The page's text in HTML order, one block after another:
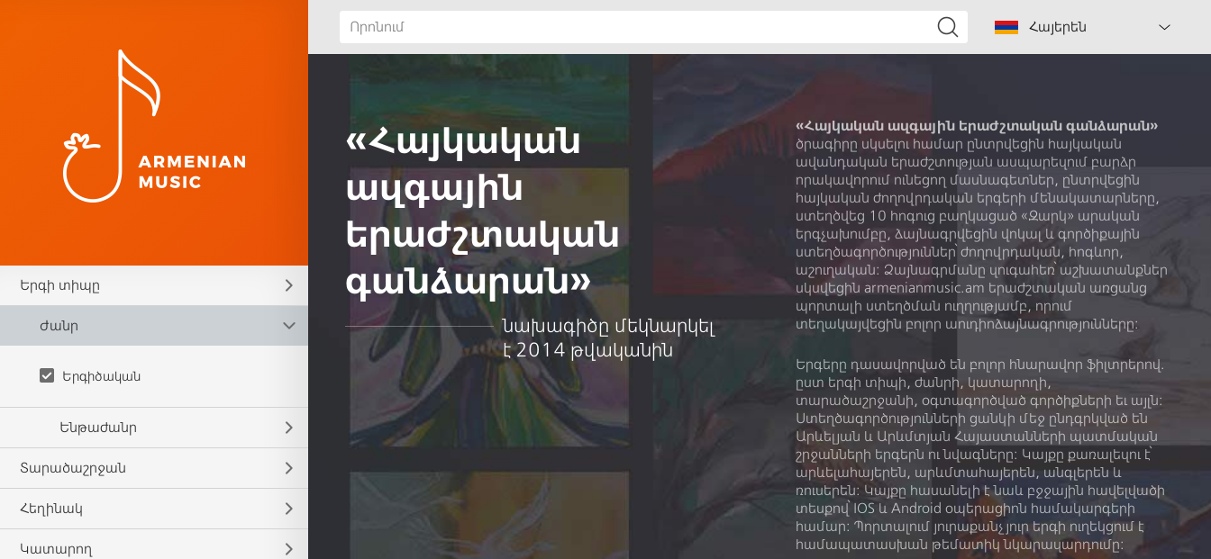
Երգի տիպը
Ժանր
Երգիծական
Ենթաժանր
Տարածաշրջան
Հեղինակ
Կատարող
«Հայկական
ազգային
երաժշտական
գանձարան»
նախագիծը մեկնարկել
է 2014 թվականին
«Հայկական ազգային երաժշտական գանձարան»
ծրագիրը սկսելու համար ընտրվեցին հայկական
ավանդական երաժշտության ասպարեզում բարձր
որակավորում ունեցող մասնագետներ, ընտրվեցին
հայկական ժողովրդական երգերի մենակատարները,
ստեղծվեց 10 հոգուց բաղկացած «Զարկ» արական
երգչախումբը, ձայնագրվեցին վոկալ և գործիքային
ստեղծագործություններ՝ ժողովրդական, հոգևոր,
աշուղական: Ձայնագրմանը զուգահեռ՝ աշխատանքներ
սկսվեցին armenianmusic.am երաժշտական առցանց
պորտալի ստեղծման ուղղությամբ, որում
տեղակայվեցին բոլոր աուդիոձայնագրությունները:
Երգերը դասավորված են բոլոր հնարավոր ֆիլտրերով.
ըստ երգի տիպի, ժանրի, կատարողի,
տարածաշրջանի, օգտագործված գործիքների եւ այլն:
Ստեղծագործությունների ցանկի մեջ ընդգրկված են
Արևելյան և Արևմտյան Հայաստանների պատմական
շրջանների երգերն ու նվագները: Կայքը քառալեզու է՝
արևելահայերեն, արևմտահայերեն, անգլերեն և
ռուսերեն։ Կայքը հասանելի է նաև բջջային հավելվածի
տեսքով՝ IOS և Android օպերացիոն համակարգերի
համար: Պորտալում յուրաքանչյուր երգի ուղեկցում է
համապատասխան թեմատիկ նկարազարդումը:
Հայերեն